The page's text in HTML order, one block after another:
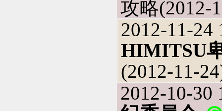
攻略(2012-
2012-11-24
HIMITSU
(2012-11-
2012-10-30